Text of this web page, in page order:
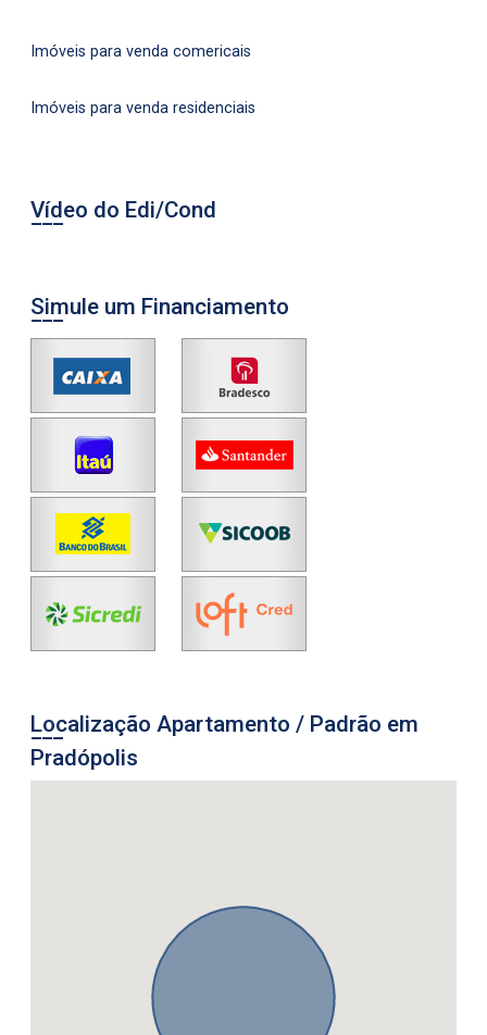
Imóveis para venda comericais
Imóveis para venda residenciais
Vídeo do Edi/Cond
Simule um Financiamento
Localização Apartamento / Padrão em
Pradópolis